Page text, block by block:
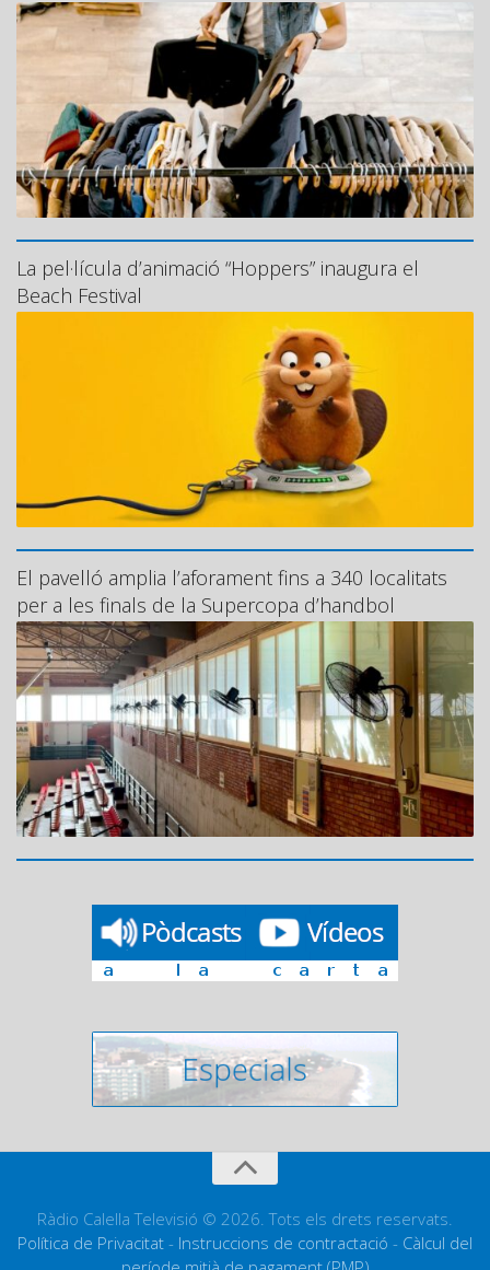
La pel·lícula d’animació “Hoppers” inaugura el
Beach Festival
El pavelló amplia l’aforament fins a 340 localitats
per a les finals de la Supercopa d’handbol
Ràdio Calella Televisió © 2026. Tots els drets reservats.
Política de Privacitat - Instruccions de contractació - Càlcul del